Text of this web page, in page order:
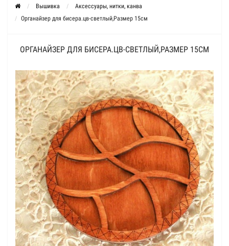
Вышивка
Аксессуары, нитки, канва
Органайзер для бисера.цв-светлый,Размер 15см
ОРГАНАЙЗЕР ДЛЯ БИСЕРА.ЦВ-СВЕТЛЫЙ,РАЗМЕР 15СМ